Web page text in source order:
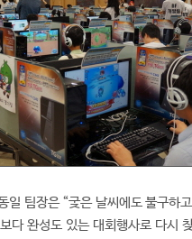
일 팀장은 “궂은 날씨에도 불구하
다 완성도 있는 대회행사로 다시